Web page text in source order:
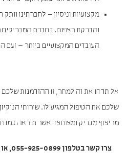
מקצועיות וניסיון – לחברתינו
והברקת רצפות. בחברת המבריקים
העובדים המקצועיים ביותר – ועם
אל תדחו את זה למחר, זו ההזדמנות שלכם
שלכם את הטיפול המגיע לו. שירותי
מריצוף מבריק ומצוחצח אשר תיראה כמו
צרו